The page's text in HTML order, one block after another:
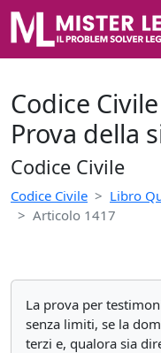
Codice
Prova della
Codice Civile
Codice Civile Libro
Articolo 1417
La prova per
senza limiti, se la
terzi e, qualora sia